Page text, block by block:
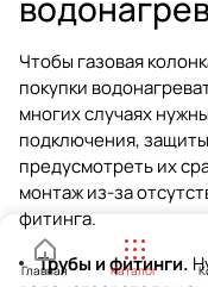
Чтобы газовая
покупки
многих случаях
подключения,
предусмотреть их
монтаж из-за
фитинга.
Трубы и фитинги.
Главная Каталог